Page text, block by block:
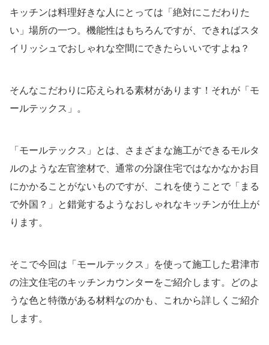
キッチンは料理好きな人にとっては「絶対にこだわりた
い」場所の一つ。機能性はもちろんですが、できればスタ
イリッシュでおしゃれな空間にできたらいいですよね？
そんなこだわりに応えられる素材があります！それが「モ
ールテックス」。
「モールテックス」とは、さまざまな施工ができるモルタ
ルのような左官塗材で、通常の分譲住宅ではなかなかお目
にかかることがないものですが、これを使うことで「まる
で外国？」と錯覚するようなおしゃれなキッチンが仕上が
ります。
そこで今回は「モールテックス」を使って施工した君津市
の注文住宅のキッチンカウンターをご紹介します。どのよ
うな色と特徴がある材料なのかも、これから詳しくご紹介
します。